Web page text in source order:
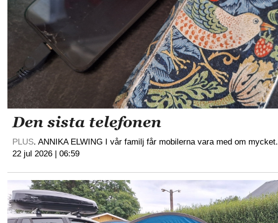
Den sista telefonen
PLUS. ANNIKA ELWING I vår familj får mobilerna vara med om mycket.
22 jul 2026 | 06:59